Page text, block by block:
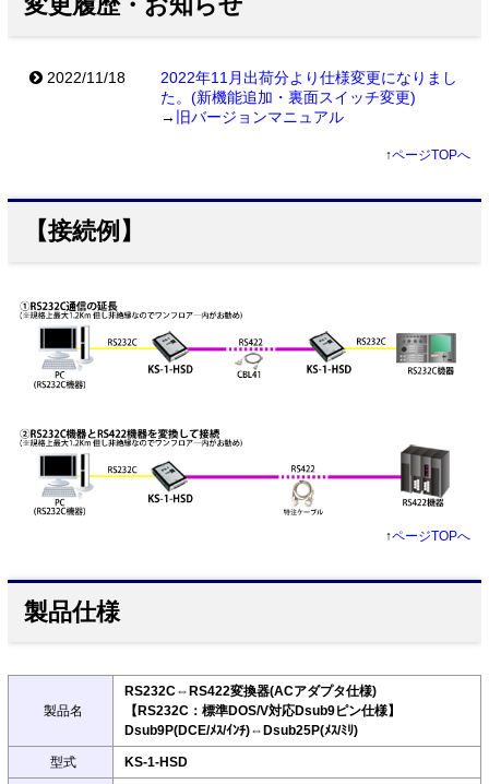
2022/11/18
2022年11月出荷分より仕様変更になりまし
た。(新機能追加・裏面スイッチ変更)
→ 旧バージョンマニュアル
↑ページTOPへ
【接続例】
↑ページTOPへ
製品仕様
製品名
RS232C⇔RS422変換器(ACアダプタ仕様)
【RS232C：標準DOS/V対応Dsub9ピン仕様】
Dsub9P(DCE/ﾒｽ/ｲﾝﾁ)⇔Dsub25P(ﾒｽ/ﾐﾘ)
型式 KS-1-HSD